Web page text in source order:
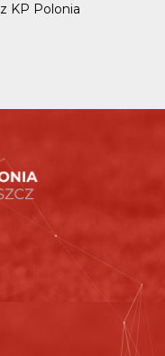
KP Polonia